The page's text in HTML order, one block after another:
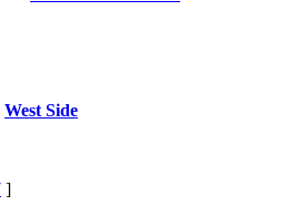
West Side
]